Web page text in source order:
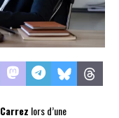
lors d’une